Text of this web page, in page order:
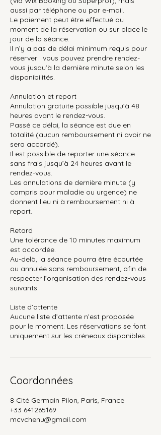
aussi par téléphone ou par e-mail.
Le paiement peut être effectué au
moment de la réservation ou sur place le
jour de la séance.
Il n’y a pas de délai minimum requis pour
réserver : vous pouvez prendre rendez-
vous jusqu’à la dernière minute selon les
disponibilités.
Annulation et report
Annulation gratuite possible jusqu’à 48
heures avant le rendez-vous.
Passé ce délai, la séance est due en
totalité (aucun remboursement ni avoir ne
sera accordé).
Il est possible de reporter une séance
sans frais jusqu’à 24 heures avant le
rendez-vous.
Les annulations de dernière minute (y
compris pour maladie ou urgence) ne
donnent lieu ni à remboursement ni à
report.
Retard
Une tolérance de 10 minutes maximum
est accordée.
Au-delà, la séance pourra être écourtée
ou annulée sans remboursement, afin de
respecter l’organisation des rendez-vous
suivants.
Liste d’attente
Aucune liste d’attente n’est proposée
pour le moment. Les réservations se font
uniquement sur les créneaux disponibles.
Coordonnées
8 Cité Germain Pilon, Paris, France
+33 641265169
mcvchenu@gmail.com